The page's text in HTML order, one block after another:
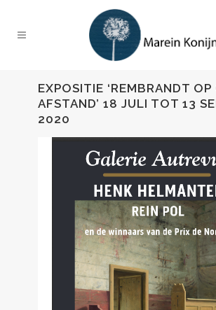
EXPOSITIE ‘REMBRANDT OP
AFSTAND’ 18 JULI TOT 13
2020